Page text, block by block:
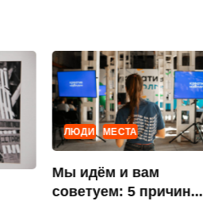
ЛЮДИ МЕСТА
Мы идём и вам
советуем: 5 причин...